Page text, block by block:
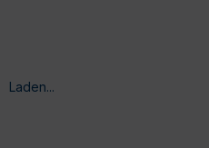
Laden...